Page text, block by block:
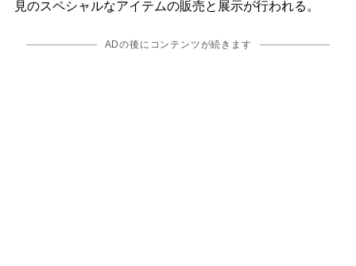
見のスペシャルなアイテムの販売と展示が行われる。
ADの後にコンテンツが続きます